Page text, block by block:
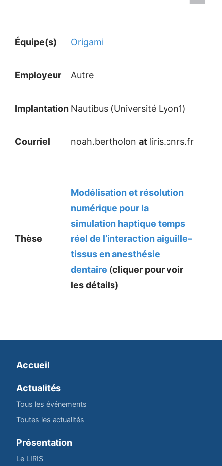
Équipe(s) Origami
Employeur Autre
Implantation Nautibus (Université Lyon1)
Courriel noah.bertholon at liris.cnrs.fr
Thèse
Modélisation et résolution
numérique pour la
simulation haptique temps
réel de l’interaction aiguille–
tissus en anesthésie
dentaire (cliquer pour voir
les détails)
Accueil
Actualités
Tous les événements
Toutes les actualités
Présentation
Le LIRIS